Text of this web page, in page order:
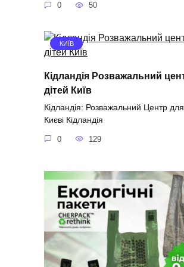
0 50
КИЇВ
Кідландія Розважальний
дітей Київ
Кідландія: Розважальний Центр
Києві Кідландія
0 129